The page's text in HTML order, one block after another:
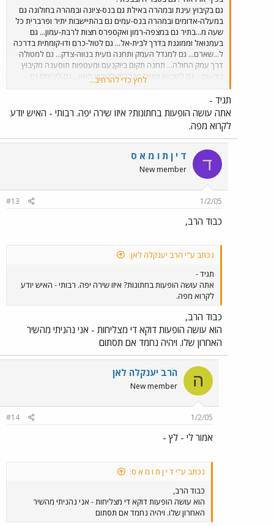
גם בקיבוץ עינת ובמהרה באילת גם בנס-ציונה ובמהרה בחולונה גם
במעלה-אדומים ובמהרה בנס-עמים גם בהתיישבות יתיר ופרברית כל
שעה מ...בתיר גם במצפה-רמון ואקספרס חצות לרבת-עמון... גם
בעמנואל וממוגנת בדרך לבית-אל... גם לטול-כרם ודו-קומתית בדרכה
ל...שארם... גם למגדל העמק ותחנה גזעית בנווה-צדק... גם למטולה
דרך עמק החולה... תחנה תקום ביוקנעם ומעטפות תוסענה מקיבוץ
ניר-עם... גם לטבעון ומשם פרברית לקיבוץ האון... גם לירוחם גם
למושב נוחם ולכל מקום בארץ תגיע בכיף מבלי להתעייף.........
לחץ כדי להרחיב...
תגיד -
אתה עושה הופעות בחתונות? איזו שירה יפה. רבותי - האיש יודע
לקרוא מפה.
ד ד י ן ת ו מ א ס
New member
1/2/05
#13
כבוד הרב,
נכתב ע"י הרב יענקלה לאן:
תגיד -
אתה עושה הופעות בחתונות? איזו שירה יפה. רבותי - האיש יודע
לקרוא מפה.
כבוד הרב,
הוא עושה הופעות דוקא די מצליחות - אני נהניתי מהשיר
האחרון שלו. ויהיה נחמד אם תסתום
ה הרב יענקלה לאן
New member
1/2/05
#14
אמור לי - לץ -
נכתב ע"י ד י ן ת ו מ א ס:
כבוד הרב,
הוא עושה הופעות דוקא די מצליחות - אני נהניתי מהשיר
האחרון שלו. ויהיה נחמד אם תסתום